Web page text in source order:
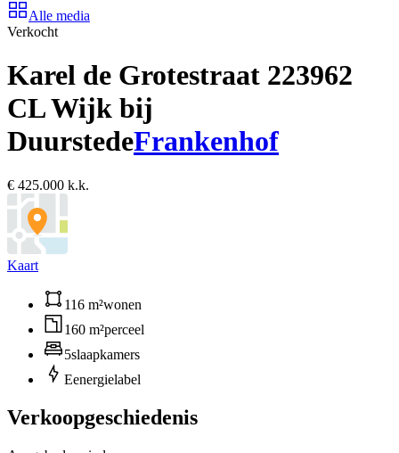
Alle media
Verkocht
Karel de Grotestraat 223962
CL Wijk bij
DuurstedeFrankenhof
€ 425.000 k.k.
Kaart
116 m²wonen
160 m²perceel
5slaapkamers
Eenergielabel
Verkoopgeschiedenis